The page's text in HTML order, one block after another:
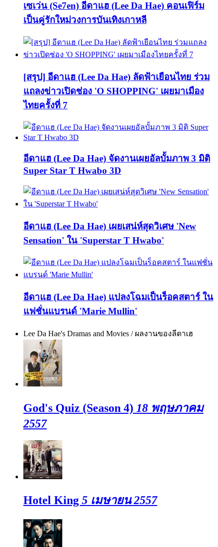
เซเว่น (Se7en) อีดาแฮ (Lee Da Hae) คอนเฟิร์ม
เป็นคู่รักใหม่วงการบันเทิงเกาหลี
[สรุป] อีดาแฮ (Lee Da Hae) ลัดฟ้าเยือนไทย ร่วม
แถลงข่าวเปิดช่อง 'O SHOPPING' เผยมาเมือง
ไทยครั้งที่ 7
อีดาแฮ (Lee Da Hae) จัดงานเผยอัลบั้มภาพ 3 มิติ
Super Star T Hwabo 3D
อีดาแฮ (Lee Da Hae) เผยเสน่ห์สุดวิเศษ 'New
Sensation' ใน 'Superstar T Hwabo'
อีดาแฮ (Lee Da Hae) แปลงโฉมเป็นร็อคสตาร์ ใน
แฟชั่นแบรนด์ 'Marie Mullin'
Lee Da Hae's Dramas and Movies / ผลงานของลีดาเฮ
God's Quiz (Season 4) 18 พฤษภาคม
2557
Hotel King 5 เมษายน 2557